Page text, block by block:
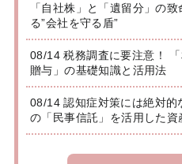
「自社株」と「遺留分」の
る”会社を守る盾”
08/14 税務調査に要注意！
贈与」の基礎知識と活用法
08/14 認知症対策には絶対的
の「民事信託」を活用した資